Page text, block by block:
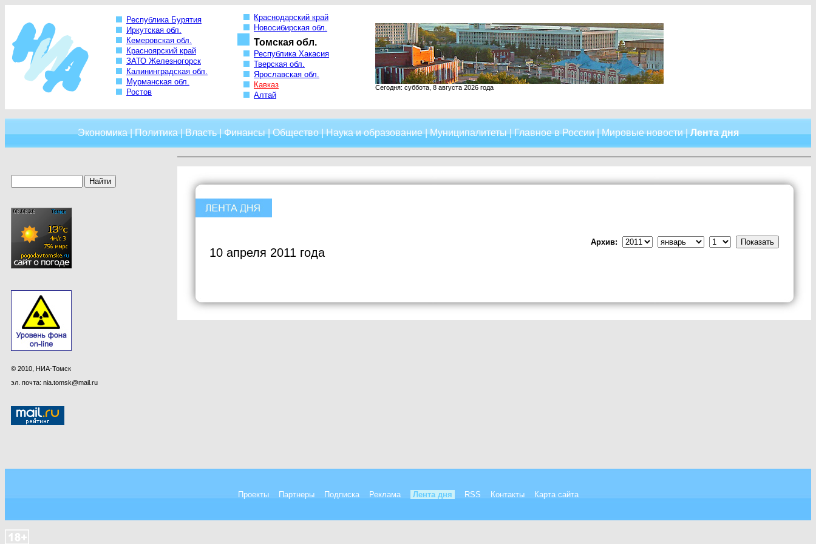
Республика Бурятия
Иркутская обл.
Кемеровская обл.
Красноярский край
ЗАТО Железногорск
Калининградская обл.
Мурманская обл.
Ростов
Краснодарский край
Новосибирская обл.
Томская обл.
Республика Хакасия
Тверская обл.
Ярославская обл.
Кавказ
Алтай
Сегодня: суббота, 8 августа 2026 года
Экономика|Политика|Власть|Финансы|Общество|Наука и образование|Муниципалитеты|Главное в России|Мировые новости|Лента дня
© 2010, НИА-Томск
эл. почта: nia.tomsk@mail.ru
10 апреля 2011 года
Архив:
Проекты Партнеры Подписка Реклама Лента дня RSS Контакты Карта сайта